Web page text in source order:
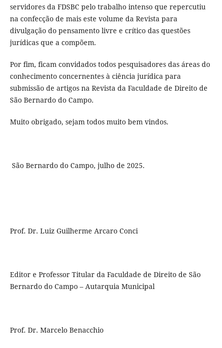
servidores da FDSBC pelo trabalho intenso que repercutiu
na confecção de mais este volume da Revista para
divulgação do pensamento livre e crítico das questões
jurídicas que a compõem.
Por fim, ficam convidados todos pesquisadores das áreas do
conhecimento concernentes à ciência jurídica para
submissão de artigos na Revista da Faculdade de Direito de
São Bernardo do Campo.
Muito obrigado, sejam todos muito bem vindos.
São Bernardo do Campo, julho de 2025.
Prof. Dr. Luiz Guilherme Arcaro Conci
Editor e Professor Titular da Faculdade de Direito de São
Bernardo do Campo – Autarquia Municipal
Prof. Dr. Marcelo Benacchio